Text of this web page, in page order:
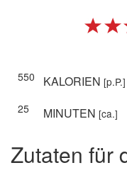
550 KALORIEN [p.P.]
25
MINUTEN [ca.]
Zutaten für